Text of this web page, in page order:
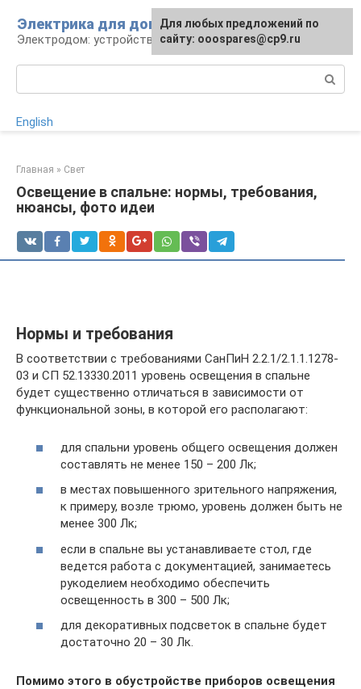
контенту
Электрика для дома
Электродом: устройства, кабели, ремонт
English
Главная » Свет
Освещение в спальне: нормы, требования,
нюансы, фото идеи
Нормы и требования
В соответствии с требованиями СанПиН 2.2.1/2.1.1.1278-
03 и СП 52.13330.2011 уровень освещения в спальне
будет существенно отличаться в зависимости от
функциональной зоны, в которой его располагают:
для спальни уровень общего освещения должен
составлять не менее 150 – 200 Лк;
в местах повышенного зрительного напряжения,
к примеру, возле трюмо, уровень должен быть не
менее 300 Лк;
если в спальне вы устанавливаете стол, где
ведется работа с документацией, занимаетесь
рукоделием необходимо обеспечить
освещенность в 300 – 500 Лк;
для декоративных подсветок в спальне будет
достаточно 20 – 30 Лк.
Помимо этого в обустройстве приборов освещения
Для любых предложений по
сайту: ooospares@cp9.ru